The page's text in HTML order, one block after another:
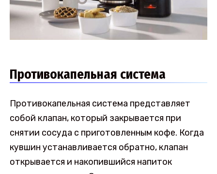
Противокапельная система
Противокапельная система представляет
собой клапан, который закрывается при
снятии сосуда с приготовленным кофе. Когда
кувшин устанавливается обратно, клапан
открывается и накопившийся напиток